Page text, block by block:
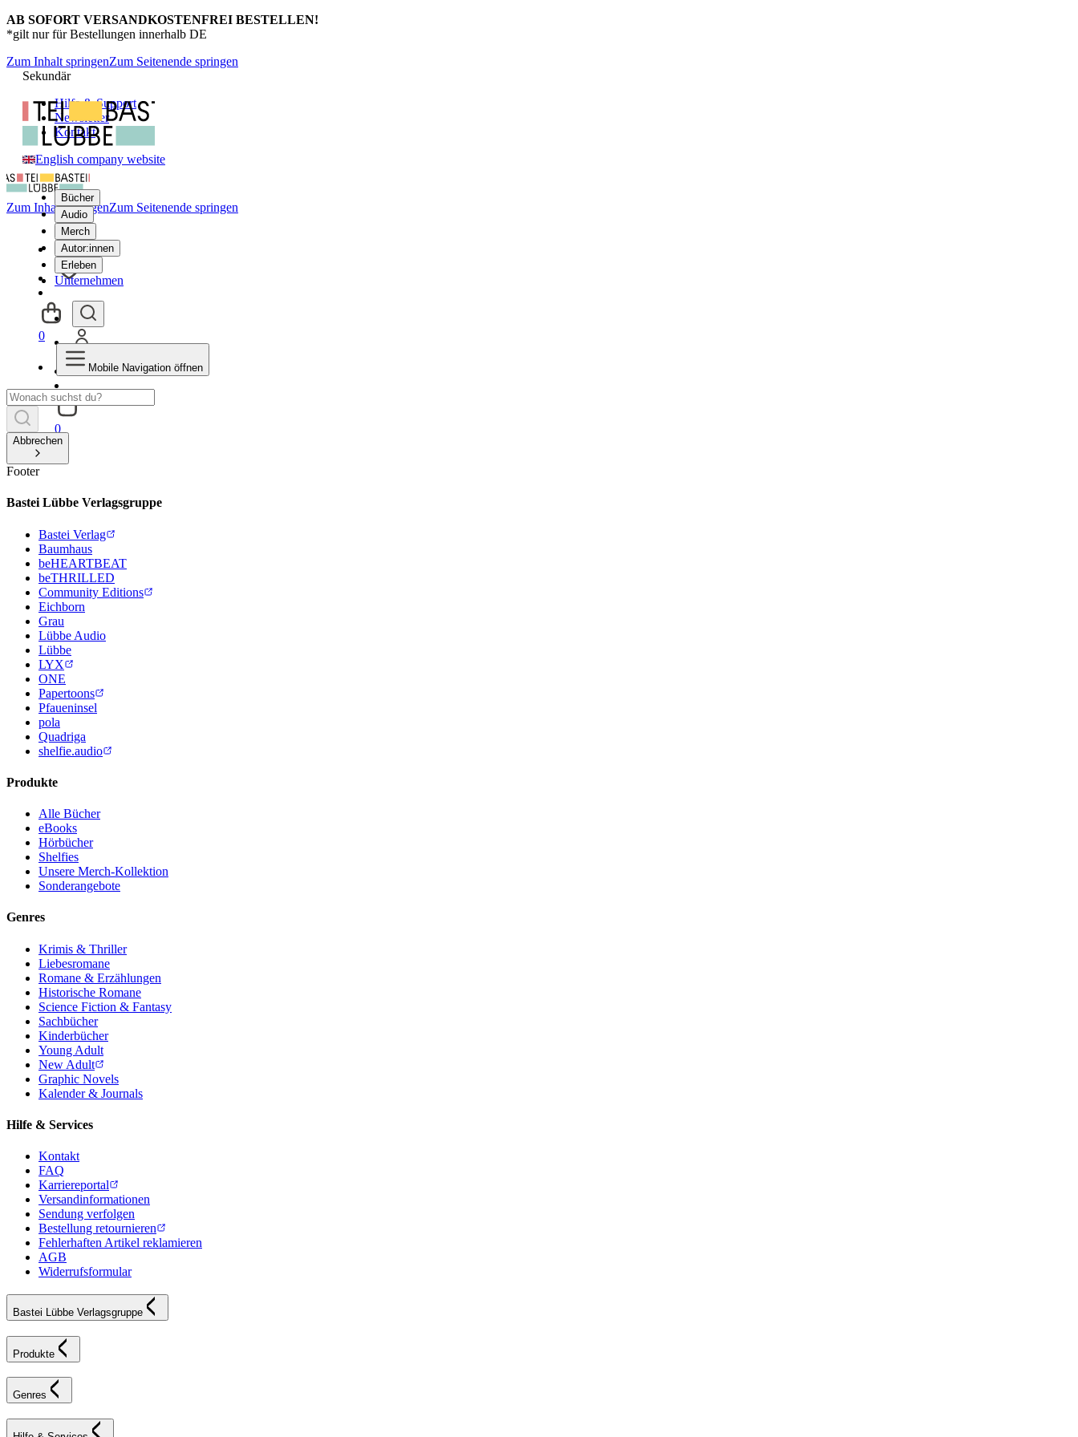
AB SOFORT VERSANDKOSTENFREI BESTELLEN!
*gilt nur für Bestellungen innerhalb DE
Zum Inhalt springenZum Seitenende springen
Sekundär
Hilfe & Support
Newsletter
Kontakt
English company website
Bücher
Audio
Merch
Autor:innen
Erleben
Unternehmen
0
Zum Inhalt springenZum Seitenende springen
0
Mobile Navigation öffnen
Abbrechen
Footer
Bastei Lübbe Verlagsgruppe
Bastei Verlag
Baumhaus
beHEARTBEAT
beTHRILLED
Community Editions
Eichborn
Grau
Lübbe Audio
Lübbe
LYX
ONE
Papertoons
Pfaueninsel
pola
Quadriga
shelfie.audio
Produkte
Alle Bücher
eBooks
Hörbücher
Shelfies
Unsere Merch-Kollektion
Sonderangebote
Genres
Krimis & Thriller
Liebesromane
Romane & Erzählungen
Historische Romane
Science Fiction & Fantasy
Sachbücher
Kinderbücher
Young Adult
New Adult
Graphic Novels
Kalender & Journals
Hilfe & Services
Kontakt
FAQ
Karriereportal
Versandinformationen
Sendung verfolgen
Bestellung retournieren
Fehlerhaften Artikel reklamieren
AGB
Widerrufsformular
Bastei Lübbe Verlagsgruppe
Produkte
Genres